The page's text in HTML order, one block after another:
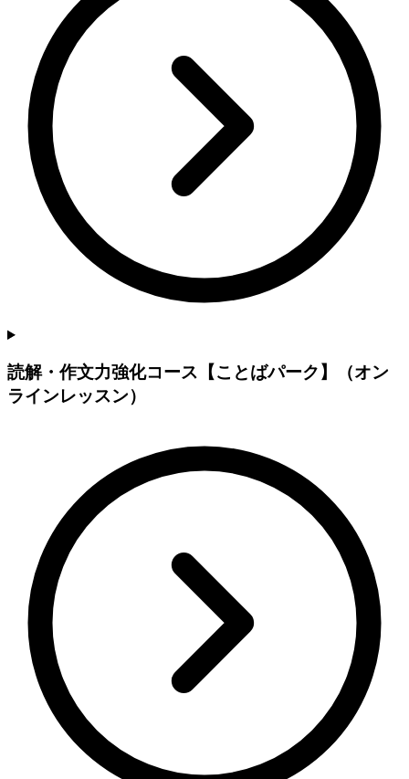
読解・作文力強化コース【ことばパーク】（オン
ラインレッスン）